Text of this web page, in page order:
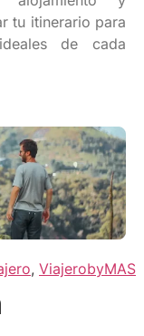
tu itinerario para
idealesde cada
, ViajerobyMAS